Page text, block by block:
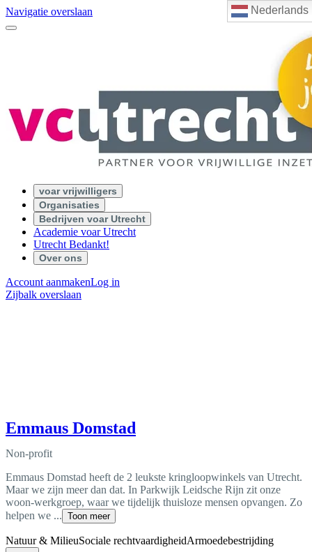
Nederlands
Navigatie overslaan
voar vrijwilligers
Organisaties
Bedrijven voar Utrecht
Academie voar Utrecht
Utrecht Bedankt!
Over ons
Account aanmakenLog in
Zijbalk overslaan
Emmaus Domstad
Non-profit
Emmaus Domstad heeft de 2 leukste kringloopwinkels van Utrecht.
Maar we zijn meer dan dat. In Parkwijk Leidsche Rijn zit onze
woon-werkgroep, waar we tijdelijk thuisloze mensen opvangen. Zo
helpen we ... Toon meer
Natuur & MilieuSociale rechtvaardigheidArmoedebestrijding